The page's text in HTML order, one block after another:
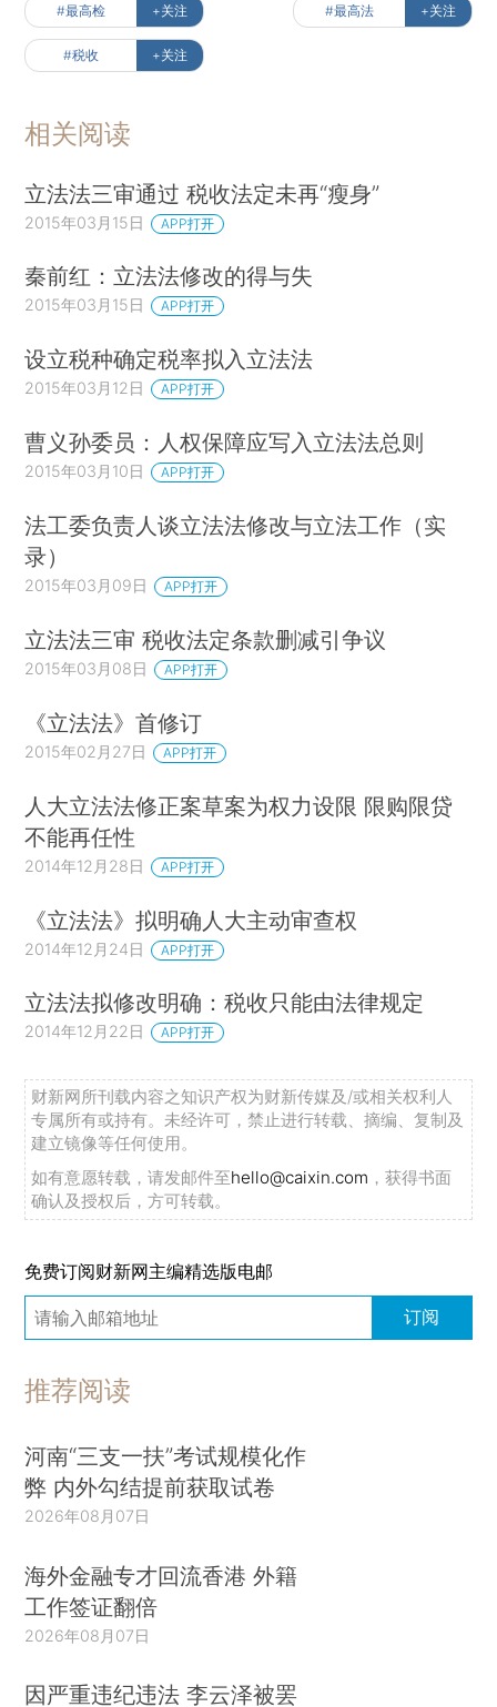
#最高检 +关注 #最高法 +关注
#税收 +关注
相关阅读
立法法三审通过 税收法定未再“瘦身”
2015年03月15日 APP打开
秦前红：立法法修改的得与失
2015年03月15日 APP打开
设立税种确定税率拟入立法法
2015年03月12日 APP打开
曹义孙委员：人权保障应写入立法法总则
2015年03月10日 APP打开
法工委负责人谈立法法修改与立法工作（实
录）
2015年03月09日 APP打开
立法法三审 税收法定条款删减引争议
2015年03月08日 APP打开
《立法法》首修订
2015年02月27日 APP打开
人大立法法修正案草案为权力设限 限购限贷
不能再任性
2014年12月28日 APP打开
《立法法》拟明确人大主动审查权
2014年12月24日 APP打开
立法法拟修改明确：税收只能由法律规定
2014年12月22日 APP打开
财新网所刊载内容之知识产权为财新传媒及/或相关权利人
专属所有或持有。未经许可，禁止进行转载、摘编、复制及
建立镜像等任何使用。
如有意愿转载，请发邮件至hello@caixin.com ，获得书面
确认及授权后，方可转载。
免费订阅财新网主编精选版电邮
订阅
推荐阅读
河南“三支一扶”考试规模化作
弊 内外勾结提前获取试卷
2026年08月07日
海外金融专才回流香港 外籍
工作签证翻倍
2026年08月07日
因严重违纪违法 李云泽被罢